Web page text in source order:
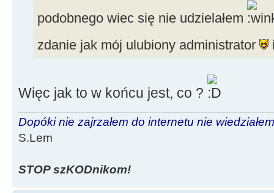
podobnego wiec się nie udzielałem
zdanie jak mój ulubiony administrator
Więc jak to w końcu jest, co ?
Dopóki nie zajrzałem do internetu nie
S.Lem
STOP szKODnikom!